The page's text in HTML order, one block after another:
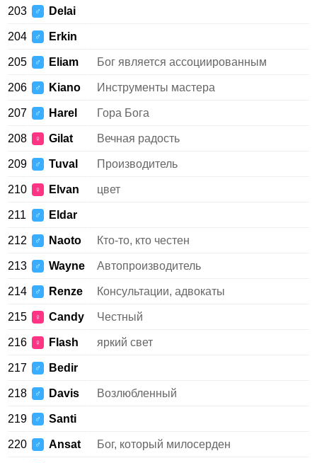
203 ♂ Delai
204 ♂ Erkin
205 ♂ Eliam Бог является ассоциированным
206 ♂ Kiano Инструменты мастера
207 ♂ Harel Гора Бога
208 ♀ Gilat Вечная радость
209 ♂ Tuval Производитель
210 ♀ Elvan цвет
211 ♂ Eldar
212 ♂ Naoto Кто-то, кто честен
213 ♂ Wayne Автопроизводитель
214 ♂ Renze Консультации, адвокаты
215 ♀ Candy Честный
216 ♀ Flash яркий свет
217 ♂ Bedir
218 ♂ Davis Возлюбленный
219 ♂ Santi
220 ♂ Ansat Бог, который милосерден